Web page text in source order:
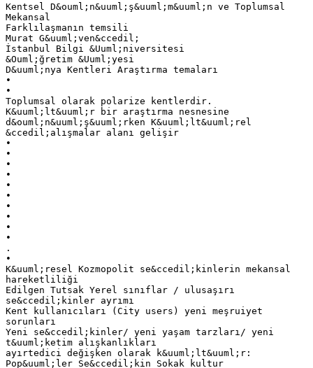
Kentsel D&ouml;n&uuml;ş&uuml;m&uuml;n ve Toplumsal
Mekansal
Farklılaşmanın temsili
Murat G&uuml;ven&ccedil;
İstanbul Bilgi &Uuml;niversitesi
&Ouml;ğretim &Uuml;yesi
D&uuml;nya Kentleri Araştırma temaları
•
•
Toplumsal olarak polarize kentlerdir.
K&uuml;lt&uuml;r bir araştırma nesnesine
d&ouml;n&uuml;ş&uuml;rken K&uuml;lt&uuml;rel
&ccedil;alışmalar alanı gelişir
•
•
•
•
•
•
•
•
•
•
.
•
K&uuml;resel Kozmopolit se&ccedil;kinlerin mekansal
hareketliliği
Edilgen Tutsak Yerel sınıflar / ulusaşırı
se&ccedil;kinler ayrımı
Kent kullanıcıları (City users) yeni meşruiyet
sorunları
Yeni se&ccedil;kinler/ yeni yaşam tarzları/ yeni
t&uuml;ketim alışkanlıkları
ayırtedici değişken olarak k&uuml;lt&uuml;r:
Pop&uuml;ler Se&ccedil;kin Sokak kultur